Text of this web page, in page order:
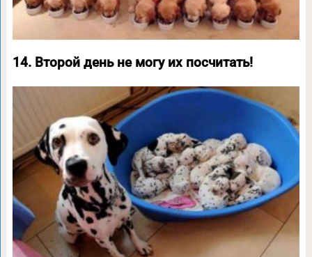
14. Второй день не могу их посчитать!